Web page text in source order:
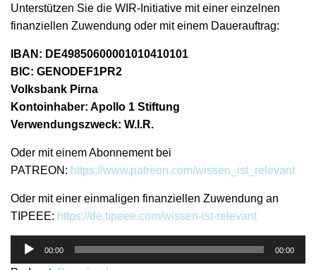
Unterstützen Sie die WIR-Initiative mit einer einzelnen
finanziellen Zuwendung oder mit einem Dauerauftrag:
IBAN: DE49850600001010410101
BIC: GENODEF1PR2
Volksbank Pirna
Kontoinhaber: Apollo 1 Stiftung
Verwendungszweck: W.I.R.
Oder mit einem Abonnement bei
PATREON: https://www.patreon.com/wissen_ist_relevant
Oder mit einer einmaligen finanziellen Zuwendung an
TIPEEE: https://de.tipeee.com/wissen-ist-relevant
Audio-
00:00 00:00